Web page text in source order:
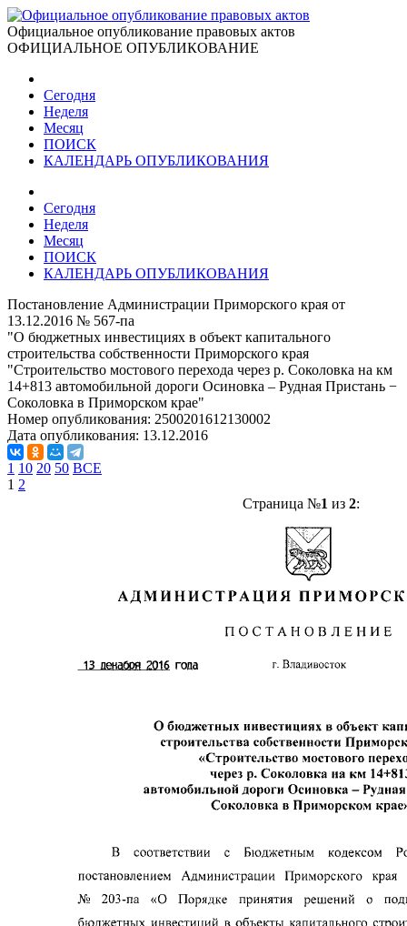
Официальное опубликование правовых актов
ОФИЦИАЛЬНОЕ ОПУБЛИКОВАНИЕ
Сегодня
Неделя
Месяц
ПОИСК
КАЛЕНДАРЬ ОПУБЛИКОВАНИЯ
Сегодня
Неделя
Месяц
ПОИСК
КАЛЕНДАРЬ ОПУБЛИКОВАНИЯ
Постановление Администрации Приморского края от
13.12.2016 № 567-па
"О бюджетных инвестициях в объект капитального
строительства собственности Приморского края
"Строительство мостового перехода через р. Соколовка на км
14+813 автомобильной дороги Осиновка – Рудная Пристань −
Соколовка в Приморском крае"
Номер опубликования: 2500201612130002
Дата опубликования: 13.12.2016
1 10 20 50 ВСЕ
1 2
Страница №1 из 2: